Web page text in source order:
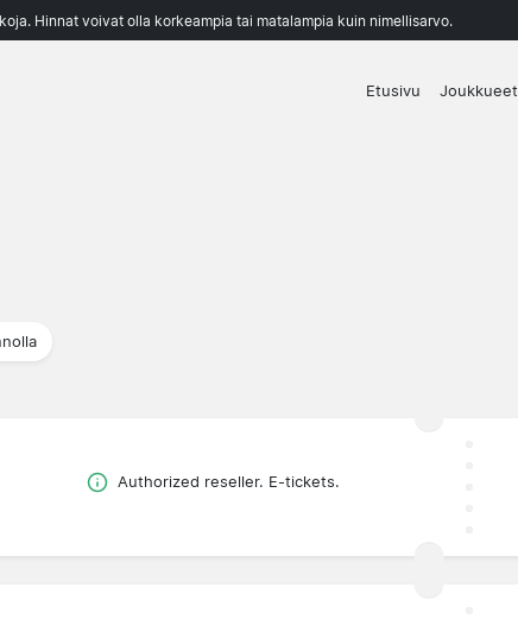
Hinnat voivat olla korkeampia tai matalampia kuin nimellisarvo.
Etusivu Joukkueet
Authorized reseller. E-tickets.